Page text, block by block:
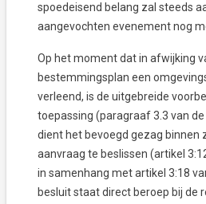
spoedeisend belang zal steeds
aangevochten evenement nog
Op het moment dat in afwijking
bestemmingsplan een
verleend, is de uitgebreide
toepassing (paragraaf 3.3 van de
dient het bevoegd gezag binnen
aanvraag te beslissen (artikel
in samenhang met artikel 3:18
besluit staat direct beroep bij de